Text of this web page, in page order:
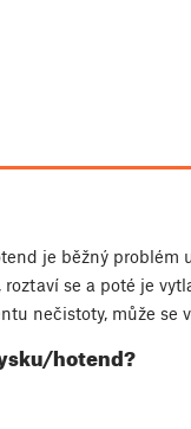
je běžný
se a poté je
nečistoty, může
hotend?